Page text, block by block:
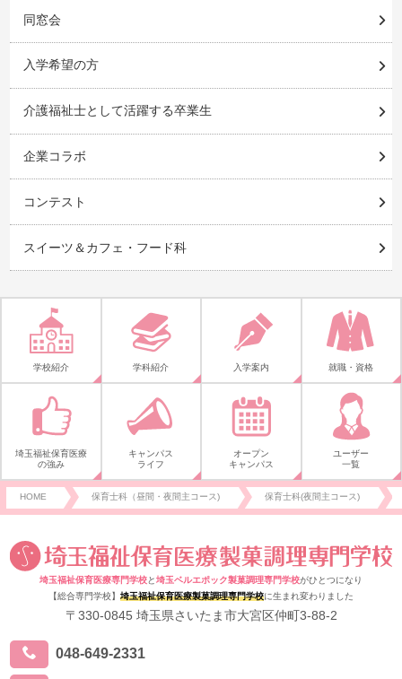
同窓会
入学希望の方
介護福祉士として活躍する卒業生
企業コラボ
コンテスト
スイーツ＆カフェ・フード科
学校紹介 学科紹介 入学案内 就職・資格
埼玉福祉保育医療
の強み
キャンパス
ライフ
オープン
キャンパス
ユーザー
一覧
HOME 保育士科（昼間・夜間主コース) 保育士科(夜間主コース)
埼玉福祉保育医療専門学校と埼玉ベルエポック製菓調理専門学校がひとつになり
【総合専門学校】 埼玉福祉保育医療製菓調理専門学校に生まれ変わりました
〒330-0845 埼玉県さいたま市大宮区仲町3-88-2
048-649-2331